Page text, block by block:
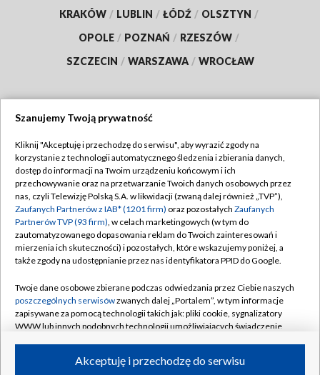
KRAKÓW / LUBLIN / ŁÓDŹ / OLSZTYN /
OPOLE / POZNAŃ / RZESZÓW /
SZCZECIN / WARSZAWA / WROCŁAW
TVP
Abonament TVP
Emisja w TVP
Centrum informacji TVP
Naziemna Telewizja Cyfrowa
Rada Programowa
System NOS
Informacje o nadawcy
Program dla prasy
Regulamin TVP
Polityka prywatności
Moje zgody
Pomoc
Kontakt
Kanały
Szanujemy Twoją prywatność
Kliknij "Akceptuję i przechodzę do serwisu", aby wyrazić zgody na
korzystanie z technologii automatycznego śledzenia i zbierania danych,
dostęp do informacji na Twoim urządzeniu końcowym i ich
przechowywanie oraz na przetwarzanie Twoich danych osobowych przez
nas, czyli Telewizję Polską S.A. w likwidacji (zwaną dalej również „TVP”),
Zaufanych Partnerów z IAB* (1201 firm) oraz pozostałych Zaufanych
Partnerów TVP (93 firm), w celach marketingowych (w tym do
zautomatyzowanego dopasowania reklam do Twoich zainteresowań i
mierzenia ich skuteczności) i pozostałych, które wskazujemy poniżej, a
także zgody na udostępnianie przez nas identyfikatora PPID do Google.
Twoje dane osobowe zbierane podczas odwiedzania przez Ciebie naszych
poszczególnych serwisówzwanych dalej „Portalem”, w tym informacje
zapisywane za pomocą technologii takich jak: pliki cookie, sygnalizatory
WWW lub innych podobnych technologii umożliwiających świadczenie
ruchu w Internecie.Akceptuję i przechodzę do serwisu